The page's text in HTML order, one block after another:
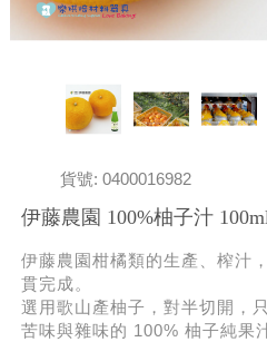
貨號: 0400016982
伊藤農園 100%柚子汁
伊藤農園柑橘類的生產、榨汁
貫完成。
選用歌山產柚子，對半切開，
苦味與雜味的 100% 柚子純果